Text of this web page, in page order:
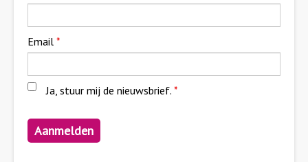
Email *
Ja, stuur mij de nieuwsbrief.*